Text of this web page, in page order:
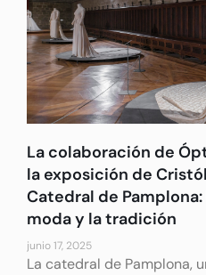
La colaboración de
la exposición de
Catedral de
moda y la tradición
junio 17, 2025
La catedral de Pamplona,